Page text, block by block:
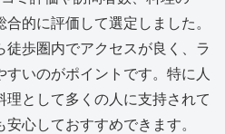
的に評価して選定しました。
徒歩圏内でアクセスが良く、ラ
すいのがポイントです。特に人
として多くの人に支持されて
心しておすすめできます。